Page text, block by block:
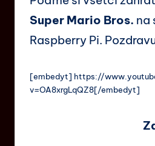
Super Mario Bros. na
Raspberry Pi.
[embedyt] https://
v=OA8xrgLqQZ8[/embedyt]